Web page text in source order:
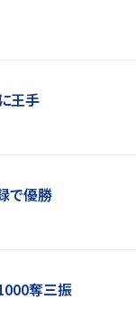
王手
で優勝
奪三振